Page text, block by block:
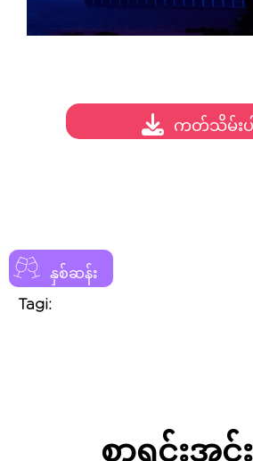
နှစ်ဆန်း
Tagi:
ကတ်သိမ်းပါ
စာရင်းအင်း